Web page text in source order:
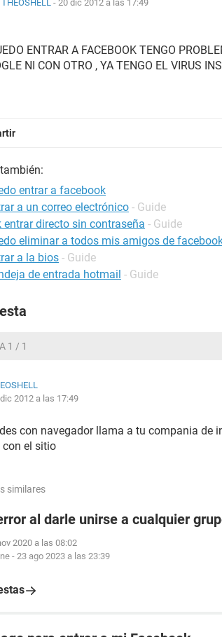
THEOSHELL - 20 dic 2012 a las 17:49
ENTRAR A FACEBOOK TENGO
NI CON OTRO , YA TENGO EL VIRUS
entrar a facebook
a un correo electrónico - Guide
entrar directo sin contraseña - Guide
eliminar a todos mis amigos de
a la bios - Guide
de entrada hotmail - Guide
1 / 1
2012 a las 17:49
con navegador llama a tu compania de
con el sitio
similares
al darle unirse a cualquier
2020 a las 08:02
- 23 ago 2023 a las 23:39